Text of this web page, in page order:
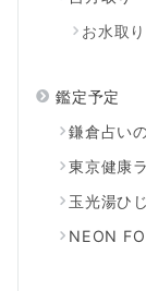
お水取り
鑑定予定
鎌倉占い
東京健康
玉光湯ひ
NEON